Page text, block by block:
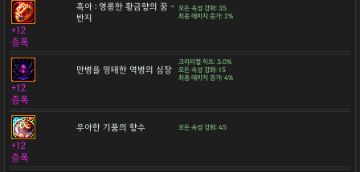
흑아 : 영롱한 황금향의 꿈 -
반지
모든 속성 강화: 35
최종 데미지 증가: 2%
+12
증폭
만병을 잉태한 역병의 심장
크리티컬 히트: 3.0%
모든 속성 강화: 15
최종 데미지 증가: 4%
+12
증폭
우아한 기품의 향수 모든 속성 강화: 45
+12
증폭